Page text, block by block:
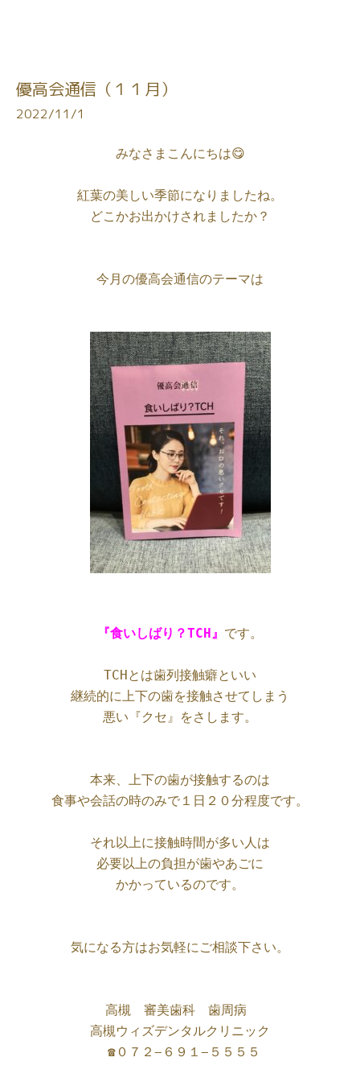
優高会通信（１１月）
2022/11/1
みなさまこんにちは😋
紅葉の美しい季節になりましたね。
どこかお出かけされましたか？
今月の優高会通信のテーマは
『食いしばり？TCH』 です。
TCHとは歯列接触癖といい
継続的に上下の歯を接触させてしまう
悪い『クセ』をさします。
本来、上下の歯が接触するのは
食事や会話の時のみで１日２０分程度です。
それ以上に接触時間が多い人は
必要以上の負担が歯やあごに
かかっているのです。
気になる方はお気軽にご相談下さい。
高槻　審美歯科　歯周病
高槻ウィズデンタルクリニック
☎︎０７２−６９１−５５５５